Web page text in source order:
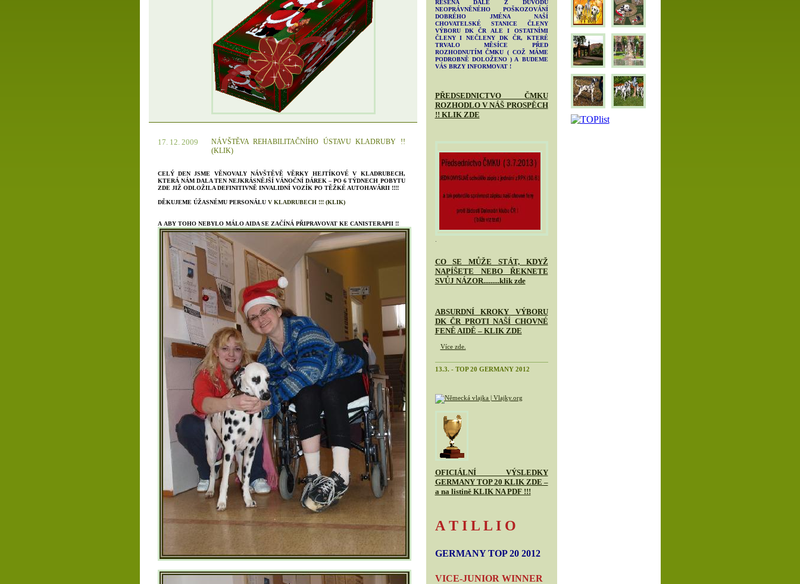
17. 12. 2009
NÁVŠTĚVA REHABILITAČNÍHO ÚSTAVU KLADRUBY !!
(KLIK)
CELÝ DEN JSME VĚNOVALY NÁVŠTĚVĚ VĚRKY HEJTÍKOVÉ V KLADRUBECH,
KTERÁ NÁM DALA TEN NEJKRÁSNĚJŠÍ VÁNOČNÍ DÁREK – PO 6 TÝDNECH POBYTU
ZDE JIŽ ODLOŽILA DEFINITIVNĚ INVALIDNÍ VOZÍK PO TĚŽKÉ AUTOHAVÁRII !!!!
DĚKUJEME ÚŽASNÉMU PERSONÁLU V KLADRUBECH !!! (KLIK)
A ABY TOHO NEBYLO MÁLO AIDA SE ZAČÍNÁ PŘIPRAVOVAT KE CANISTERAPII !!
ŘEŠENA DÁLE Z DŮVODU
NEOPRÁVNĚNÉHO POŠKOZOVÁNÍ
DOBRÉHO JMÉNA NAŠÍ
CHOVATELSKÉ STANICE ČLENY
VÝBORU DK ČR ALE I OSTATNÍMI
ČLENY I NEČLENY DK ČR, KTERÉ
TRVALO MĚSÍCE PŘED
ROZHODNUTÍM ČMKU ( COŽ MÁME
PODROBNĚ DOLOŽENO ) A BUDEME
VÁS BRZY INFORMOVAT !
PŘEDSEDNICTVO ČMKU
ROZHODLO V NÁŠ PROSPĚCH
!! KLIK ZDE
CO SE MŮŽE STÁT, KDYŽ
NAPÍŠETE NEBO ŘEKNETE
SVŮJ NÁZOR.........klik zde
ABSURDNÍ KROKY VÝBORU
DK ČR PROTI NAŠÍ CHOVNÉ
FENĚ AIDĚ – KLIK ZDE
Více zde.
13.3. - TOP 20 GERMANY 2012
OFICIÁLNÍ VÝSLEDKY
GERMANY TOP 20 KLIK ZDE –
a na listině KLIK NA PDF !!!
A T I L L I O
GERMANY TOP 20 2012
VICE-JUNIOR WINNER